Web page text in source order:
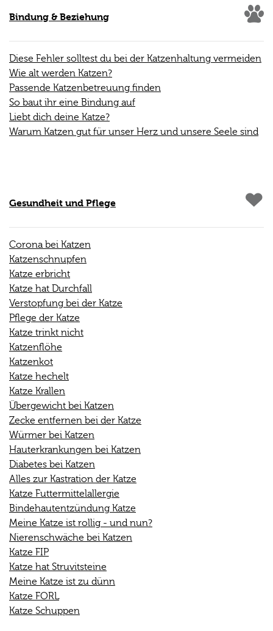
Bindung & Beziehung
Diese Fehler solltest du bei der Katzenhaltung vermeiden
Wie alt werden Katzen?
Passende Katzenbetreuung finden
So baut ihr eine Bindung auf
Liebt dich deine Katze?
Warum Katzen gut für unser Herz und unsere Seele sind
Gesundheit und Pflege
Corona bei Katzen
Katzenschnupfen
Katze erbricht
Katze hat Durchfall
Verstopfung bei der Katze
Pflege der Katze
Katze trinkt nicht
Katzenflöhe
Katzenkot
Katze hechelt
Katze Krallen
Übergewicht bei Katzen
Zecke entfernen bei der Katze
Würmer bei Katzen
Hauterkrankungen bei Katzen
Diabetes bei Katzen
Alles zur Kastration der Katze
Katze Futtermittelallergie
Bindehautentzündung Katze
Meine Katze ist rollig - und nun?
Nierenschwäche bei Katzen
Katze FIP
Katze hat Struvitsteine
Meine Katze ist zu dünn
Katze FORL
Katze Schuppen